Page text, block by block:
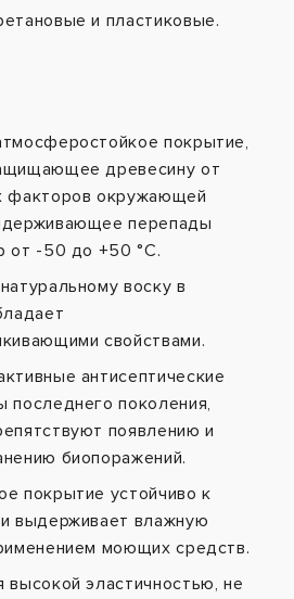
и пластиковые.
покрытие,
древесину от
факторов окружающей
перепады
от -50 до +50 °C.
воску в
свойствами.
антисептические
последнего поколения,
появлению и
биопоражений.
покрытие устойчиво к
выдерживает влажную
моющих средств.
высокой эластичностью, не